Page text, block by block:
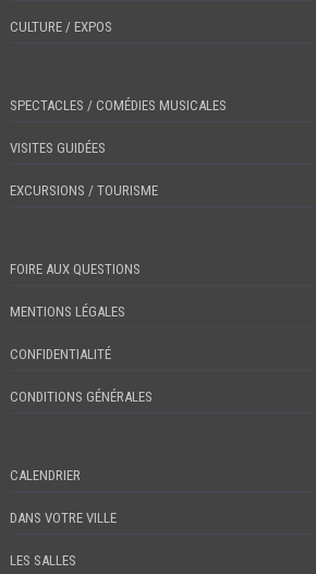
CULTURE / EXPOS
SPECTACLES / COMÉDIES MUSICALES
VISITES GUIDÉES
EXCURSIONS / TOURISME
FOIRE AUX QUESTIONS
MENTIONS LÉGALES
CONFIDENTIALITÉ
CONDITIONS GÉNÉRALES
CALENDRIER
DANS VOTRE VILLE
LES SALLES